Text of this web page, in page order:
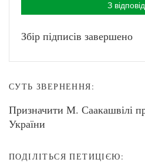
З
Збір підписів завершено
СУТЬ ЗВЕРНЕННЯ:
Призначити М. Саакашвілі
України
ПОДІЛІТЬСЯ ПЕТИЦІЄЮ: